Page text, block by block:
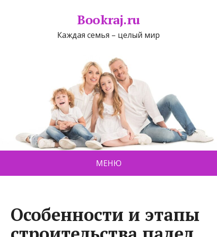
Bookraj.ru
Каждая семья – целый мир
МЕНЮ
Особенности и этапы